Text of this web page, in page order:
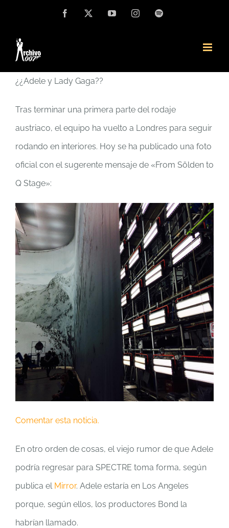
contenido
Facebook YouTubeInstagramSpotify
¿¿Adele y Lady Gaga??
Tras terminar una primera parte del rodaje
austriaco, el equipo ha vuelto a Londres para seguir
rodando en interiores. Hoy se ha publicado una foto
oficial con el sugerente mensaje de «From Sölden to
Q Stage»:
Comentar esta noticia.
En otro orden de cosas, el viejo rumor de que Adele
podría regresar para SPECTRE toma forma, según
publica el Mirror. Adele estaría en Los Angeles
porque, según ellos, los productores Bond la
habrían llamado.